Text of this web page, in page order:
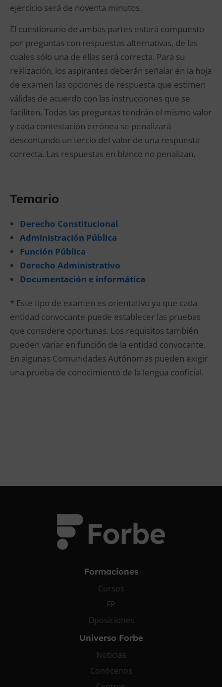
ejercicio será de noventa minutos.
El cuestionario de ambas partes estará compuesto
por preguntas con respuestas alternativas, de las
cuales sólo una de ellas será correcta. Para su
realización, los aspirantes deberán señalar en la hoja
de examen las opciones de respuesta que estimen
válidas de acuerdo con las instrucciones que se
faciliten. Todas las preguntas tendrán el mismo valor
y cada contestación errónea se penalizará
descontando un tercio del valor de una respuesta
correcta. Las respuestas en blanco no penalizan.
Temario
Derecho Constitucional
Administración Pública
Función Pública
Derecho Administrativo
Documentación e informática
* Este tipo de examen es orientativo ya que cada
entidad convocante puede establecer las pruebas
que considere oportunas. Los requisitos también
pueden variar en función de la entidad convocante.
En algunas Comunidades Autónomas pueden exigir
una prueba de conocimiento de la lengua cooficial.
Formaciones
Cursos
FP
Oposiciones
Universo Forbe
Noticias
Conócenos